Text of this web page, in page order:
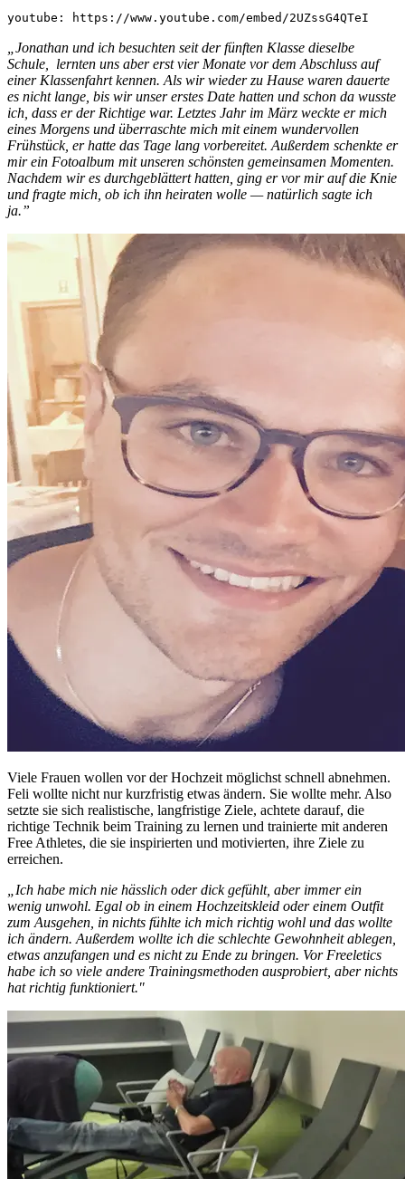
youtube: https://www.youtube.com/embed/2UZssG4QTeI
„Jonathan und ich besuchten seit der fünften Klasse dieselbe
Schule, lernten uns aber erst vier Monate vor dem Abschluss auf
einer Klassenfahrt kennen. Als wir wieder zu Hause waren dauerte
es nicht lange, bis wir unser erstes Date hatten und schon da wusste
ich, dass er der Richtige war. Letztes Jahr im März weckte er mich
eines Morgens und überraschte mich mit einem wundervollen
Frühstück, er hatte das Tage lang vorbereitet. Außerdem schenkte er
mir ein Fotoalbum mit unseren schönsten gemeinsamen Momenten.
Nachdem wir es durchgeblättert hatten, ging er vor mir auf die Knie
und fragte mich, ob ich ihn heiraten wolle — natürlich sagte ich
ja.”
Viele Frauen wollen vor der Hochzeit möglichst schnell abnehmen.
Feli wollte nicht nur kurzfristig etwas ändern. Sie wollte mehr. Also
setzte sie sich realistische, langfristige Ziele, achtete darauf, die
richtige Technik beim Training zu lernen und trainierte mit anderen
Free Athletes, die sie inspirierten und motivierten, ihre Ziele zu
erreichen.
„Ich habe mich nie hässlich oder dick gefühlt, aber immer ein
wenig unwohl. Egal ob in einem Hochzeitskleid oder einem Outfit
zum Ausgehen, in nichts fühlte ich mich richtig wohl und das wollte
ich ändern. Außerdem wollte ich die schlechte Gewohnheit ablegen,
etwas anzufangen und es nicht zu Ende zu bringen. Vor Freeletics
habe ich so viele andere Trainingsmethoden ausprobiert, aber nichts
hat richtig funktioniert."